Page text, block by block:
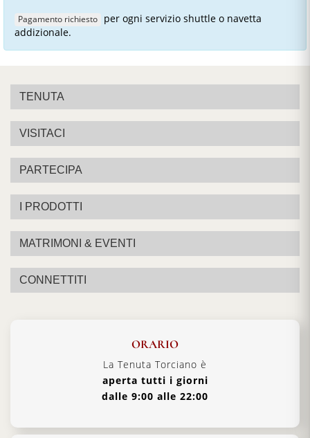
Pagamento richiesto per ogni servizio shuttle o navetta
addizionale.
TENUTA
VISITACI
PARTECIPA
I PRODOTTI
MATRIMONI & EVENTI
CONNETTITI
ORARIO
La Tenuta Torciano è
aperta tutti i giorni
dalle 9:00 alle 22:00